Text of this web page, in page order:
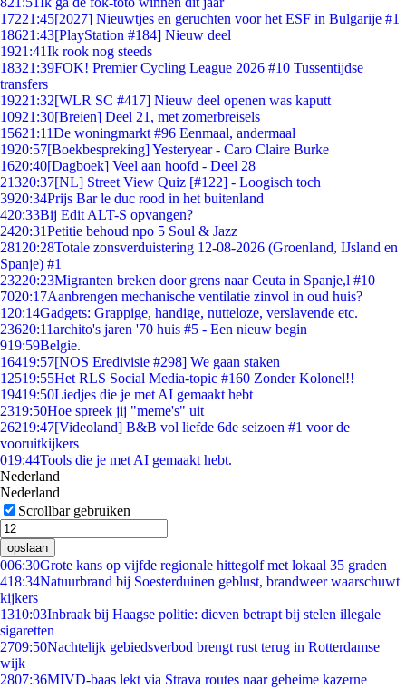
17221:45[2027] Nieuwtjes en geruchten voor het ESF in Bulgarije #1
18621:43[PlayStation #184] Nieuw deel
1921:41Ik rook nog steeds
18321:39FOK! Premier Cycling League 2026 #10 Tussentijdse
transfers
19221:32[WLR SC #417] Nieuw deel openen was kaputt
10921:30[Breien] Deel 21, met zomerbreisels
15621:11De woningmarkt #96 Eenmaal, andermaal
1920:57[Boekbespreking] Yesteryear - Caro Claire Burke
1620:40[Dagboek] Veel aan hoofd - Deel 28
21320:37[NL] Street View Quiz [#122] - Loogisch toch
3920:34Prijs Bar le duc rood in het buitenland
420:33Bij Edit ALT-S opvangen?
2420:31Petitie behoud npo 5 Soul & Jazz
281 20:28Totale zonsverduistering 12-08-2026 (Groenland, IJsland en
Spanje) #1
23220:23Migranten breken door grens naar Ceuta in Spanje,l #10
7020:17Aanbrengen mechanische ventilatie zinvol in oud huis?
1 20:14Gadgets: Grappige, handige, nutteloze, verslavende etc.
23620:11archito's jaren '70 huis #5 - Een nieuw begin
919:59Belgie.
16419:57[NOS Eredivisie #298] We gaan staken
12519:55Het RLS Social Media-topic #160 Zonder Kolonel!!
19419:50Liedjes die je met AI gemaakt hebt
2319:50Hoe spreek jij "meme's" uit
26219:47[Videoland] B&B vol liefde 6de seizoen #1 voor de
vooruitkijkers
019:44Tools die je met AI gemaakt hebt.
Nederland
Nederland
Scrollbar gebruiken
opslaan
006:30Grote kans op vijfde regionale hittegolf met lokaal 35 graden
418:34Natuurbrand bij Soesterduinen geblust, brandweer waarschuwt
kijkers
1310:03Inbraak bij Haagse politie: dieven betrapt bij stelen illegale
sigaretten
2709:50Nachtelijk gebiedsverbod brengt rust terug in Rotterdamse
wijk
2807:36MIVD-baas lekt via Strava routes naar geheime kazerne